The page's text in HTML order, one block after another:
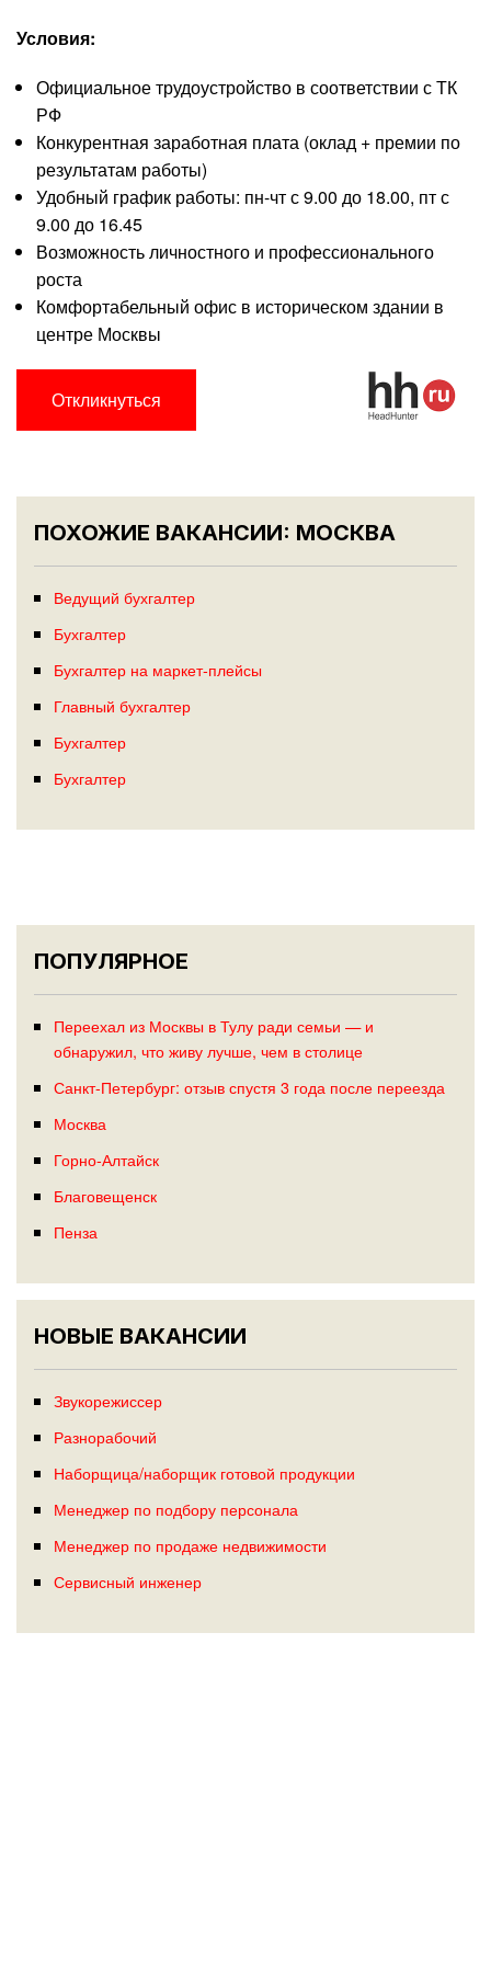
Условия:
Официальное трудоустройство в соответствии с ТК
РФ
Конкурентная заработная плата (оклад + премии по
результатам работы)
Удобный график работы: пн-чт с 9.00 до 18.00, пт с
9.00 до 16.45
Возможность личностного и профессионального
роста
Комфортабельный офис в историческом здании в
центре Москвы
Откликнуться
ПОХОЖИЕ ВАКАНСИИ: МОСКВА
Ведущий бухгалтер
Бухгалтер
Бухгалтер на маркет-плейсы
Главный бухгалтер
Бухгалтер
Бухгалтер
ПОПУЛЯРНОЕ
Переехал из Москвы в Тулу ради семьи — и
обнаружил, что живу лучше, чем в столице
Санкт-Петербург: отзыв спустя 3 года после переезда
Москва
Горно-Алтайск
Благовещенск
Пенза
НОВЫЕ ВАКАНСИИ
Звукорежиссер
Разнорабочий
Наборщица/наборщик готовой продукции
Менеджер по подбору персонала
Менеджер по продаже недвижимости
Сервисный инженер